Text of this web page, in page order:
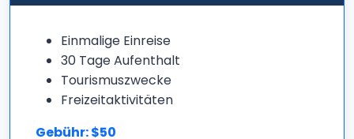
Einmalige Einreise
30 Tage Aufenthalt
Tourismuszwecke
Freizeitaktivitäten
Gebühr: $50